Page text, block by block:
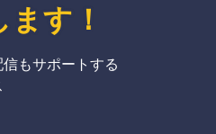
ます ！
もサポートする